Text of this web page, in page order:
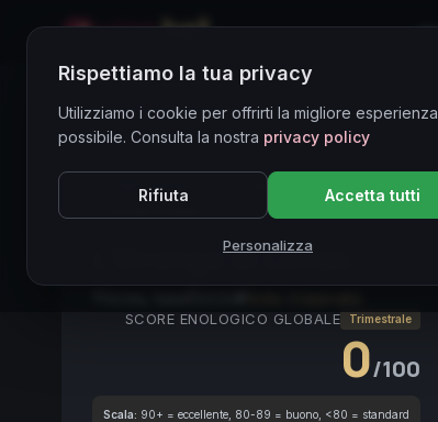
Directory Vini
CORE ASSET ● STABLE Sicilia
L’Orange di Lenzo
SCORE ENOLOGICO GLOBALE
Trimestrale
0/100
Scala: 90+ = eccellente, 80-89 = buono, <80 = standard
Rispettiamo la tua privacy
Utilizziamo i cookie per offrirti la migliore esperienza
possibile. Consulta la nostra privacy policy
Rifiuta Accetta tutti
Personalizza